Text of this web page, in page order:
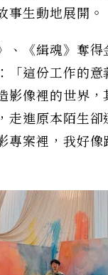
事生動地展開。
、《緝魂》奪
「這份工作的意
影像裡的世界，
走進原本陌生卻
專案裡，我好像